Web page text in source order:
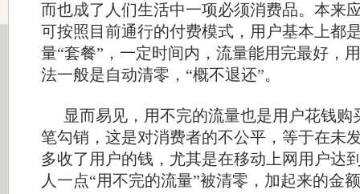
而也成了人们生活中一项必须消费品。本来
可按照目前通行的付费模式，用户基本上都
量“套餐”，一定时间内，流量能用完最好，
法一般是自动清零，“概不退还”。
显而易见，用不完的流量也是用户花钱购
笔勾销，这是对消费者的不公平，等于在未
多收了用户的钱，尤其是在移动上网用户达
人一点“用不完的流量”被清零，加起来的金